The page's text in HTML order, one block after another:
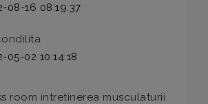
08-16 08:19:37
05-02 10:14:18
room intretinerea musculaturii